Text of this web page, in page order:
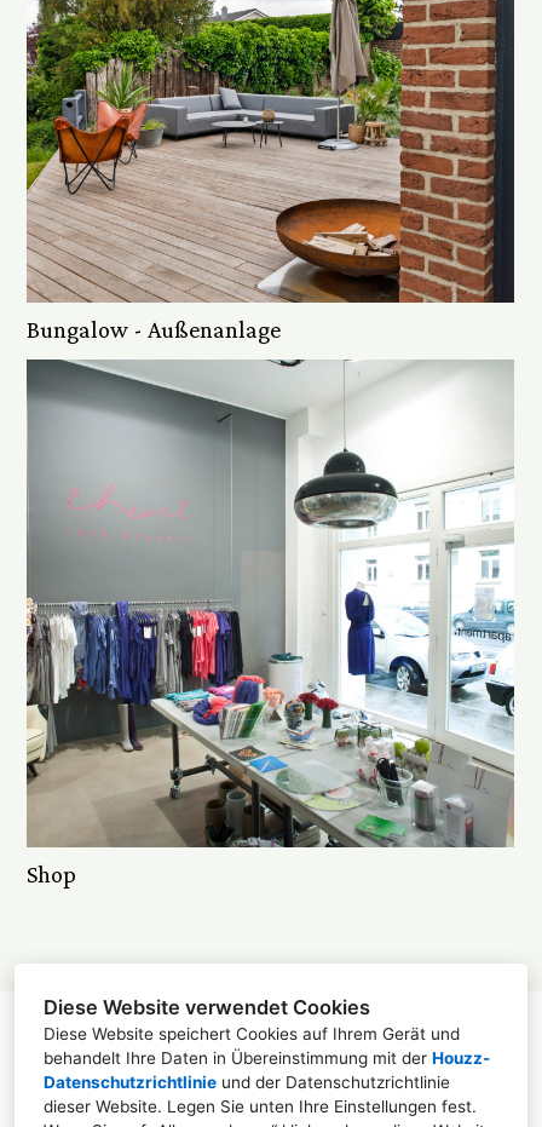
Diese Website verwendet Cookies
Diese Website speichert Cookies auf Ihrem Gerät und
behandelt Ihre Daten in Übereinstimmung mit der Houzz-
Datenschutzrichtlinie und der Datenschutzrichtlinie
dieser Website. Legen Sie unten Ihre Einstellungen fest.
Bungalow - Außenanlage
Shop
Sonderburgstraße 36, 40545 Düsseldorf
0173 7426984